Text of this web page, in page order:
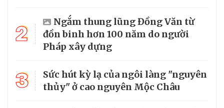
2
Ngắm thung lũng Đồng Văn từ
đồn binh hơn 100 năm do người
Pháp xây dựng
3
Sức hút kỳ lạ của ngôi làng "nguyên
thủy" ở cao nguyên Mộc Châu